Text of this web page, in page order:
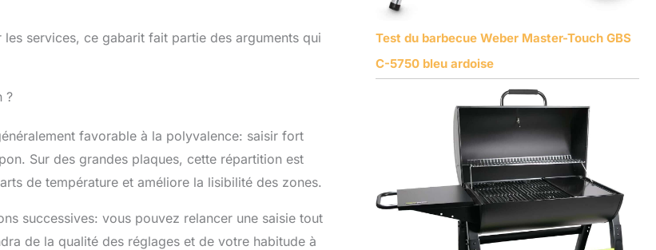
intuitive au quotidien : pensée pour le
ou des légumes croquants, l'ergonomie de
détente.
services, ce gabarit fait partie des arguments qui
?
favorable à la polyvalence: saisir fort
Sur des grandes plaques, cette répartition est
de température et améliore la lisibilité des zones.
successives: vous pouvez relancer une saisie tout
de la qualité des réglages et de votre habitude à
Test du barbecue Weber Master-Touch GBS
C-5750 bleu ardoise